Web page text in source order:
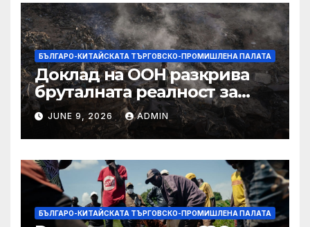
БЪЛГАРО-КИТАЙСКАТА ТЪРГОВСКО-ПРОМИШЛЕНА ПАЛАТА
Доклад на ООН разкрива
бруталната реалност за
палестинците в Газа,
Западния бряг
JUNE 9, 2026 ADMIN
БЪЛГАРО-КИТАЙСКАТА ТЪРГОВСКО-ПРОМИШЛЕНА ПАЛАТА